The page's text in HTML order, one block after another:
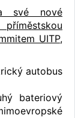
své nové
UITP,
autobus
bateriový